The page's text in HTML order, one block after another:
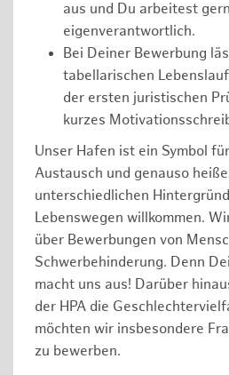
aus und Du arbeitest
eigenverantwortlich.
Bei Deiner Bewerbung
tabellarischen
der ersten juristischen
kurzes
Unser Hafen ist ein Symbol
Austausch und genauso
unterschiedlichen
Lebenswegen willkommen.
über Bewerbungen von
Schwerbehinderung. Denn
macht uns aus! Darüber
der HPA die
möchten wir insbesondere
zu bewerben.